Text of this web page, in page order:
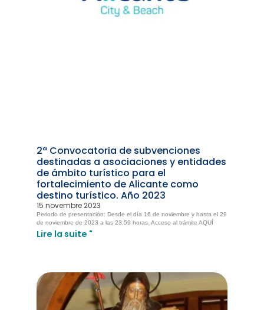
2ª Convocatoria de subvenciones
destinadas a asociaciones y entidades
de ámbito turístico para el
fortalecimiento de Alicante como
destino turístico. Año 2023
15 novembre 2023
Periodo de presentación: Desde el día 16 de noviembre y hasta el 29
de noviembre de 2023 a las 23:59 horas. Acceso al trámite AQUÍ
Lire la suite "